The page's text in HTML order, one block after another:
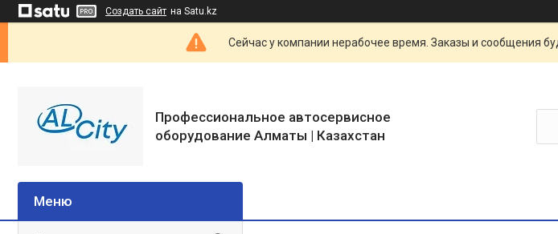
Создать сайт на Satu.kz
Сейчас у компании нерабочее время. Заказы и сообщения
Профессиональное автосервисное
оборудование Алматы | Казахстан